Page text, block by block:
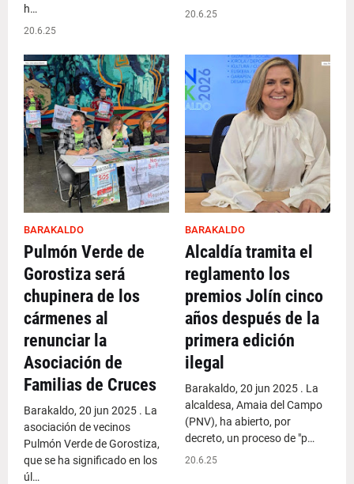
h…
20.6.25
20.6.25
BARAKALDO
Pulmón Verde de
Gorostiza será
chupinera de los
cármenes al
renunciar la
Asociación de
Familias de Cruces
Barakaldo, 20 jun 2025 . La
asociación de vecinos
Pulmón Verde de Gorostiza,
que se ha significado en los
úl…
BARAKALDO
Alcaldía tramita el
reglamento los
premios Jolín cinco
años después de la
primera edición
ilegal
Barakaldo, 20 jun 2025 . La
alcaldesa, Amaia del Campo
(PNV), ha abierto, por
decreto, un proceso de "p…
20.6.25